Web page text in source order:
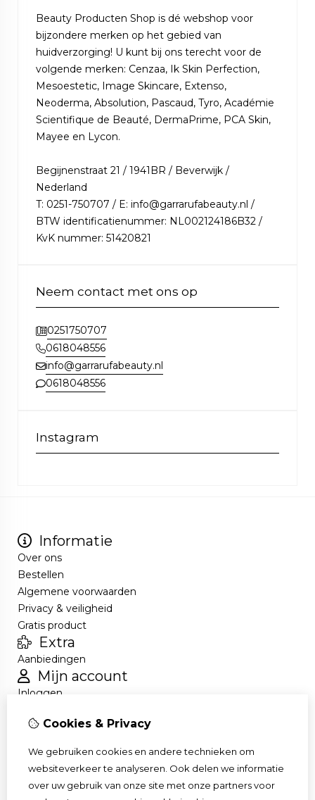
Beauty Producten Shop is dé webshop voor
bijzondere merken op het gebied van
huidverzorging! U kunt bij ons terecht voor de
volgende merken: Cenzaa, Ik Skin Perfection,
Mesoestetic, Image Skincare, Extenso,
Neoderma, Absolution, Pascaud, Tyro, Académie
Scientifique de Beauté, DermaPrime, PCA Skin,
Mayee en Lycon.
Begijnenstraat 21 / 1941BR / Beverwijk /
Nederland
T: 0251-750707 / E: info@garrarufabeauty.nl /
BTW identificatienummer: NL002124186B32 /
KvK nummer: 51420821
Neem contact met ons op
0251750707
0618048556
info@garrarufabeauty.nl
0618048556
Instagram
Informatie
Over ons
Bestellen
Algemene voorwaarden
Privacy & veiligheid
Gratis product
Extra
Aanbiedingen
Mijn account
Inloggen
Nieuwsbrief
Klantenservice
Contact
Cookies & Privacy
We gebruiken cookies en andere technieken om
websiteverkeer te analyseren. Ook delen we informatie
over uw gebruik van onze site met onze partners voor